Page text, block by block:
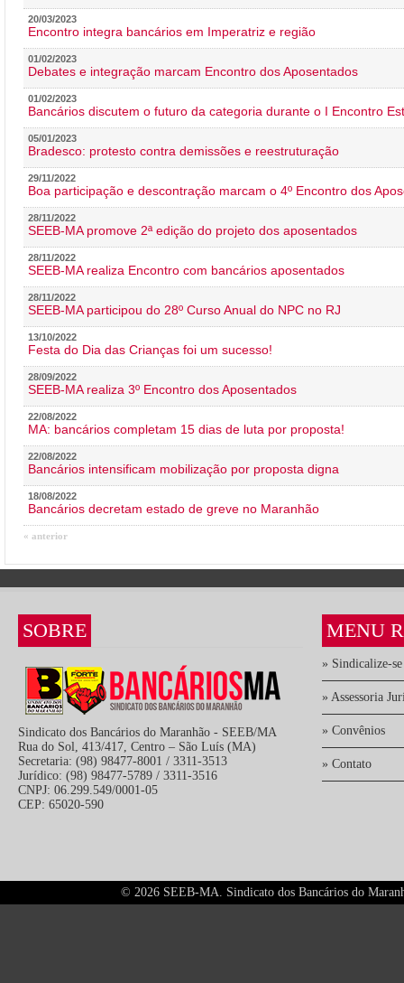
20/03/2023
Encontro integra bancários em Imperatriz e região
01/02/2023
Debates e integração marcam Encontro dos Aposentados
01/02/2023
Bancários discutem o futuro da categoria durante o I Encontro
05/01/2023
Bradesco: protesto contra demissões e reestruturação
29/11/2022
Boa participação e descontração marcam o 4º Encontro dos
28/11/2022
SEEB-MA promove 2ª edição do projeto dos aposentados
28/11/2022
SEEB-MA realiza Encontro com bancários aposentados
28/11/2022
SEEB-MA participou do 28º Curso Anual do NPC no RJ
13/10/2022
Festa do Dia das Crianças foi um sucesso!
28/09/2022
SEEB-MA realiza 3º Encontro dos Aposentados
22/08/2022
MA: bancários completam 15 dias de luta por proposta!
22/08/2022
Bancários intensificam mobilização por proposta digna
18/08/2022
Bancários decretam estado de greve no Maranhão
« anterior
SOBRE
Sindicato dos Bancários do Maranhão - SEEB/MA
Rua do Sol, 413/417, Centro – São Luís (MA)
Secretaria: (98) 98477-8001 / 3311-3513
Jurídico: (98) 98477-5789 / 3311-3516
CNPJ: 06.299.549/0001-05
CEP: 65020-590
MENU
» Sindicalize-se
» Assessoria
» Convênios
» Contato
© 2026 SEEB-MA. Sindicato dos Bancários do